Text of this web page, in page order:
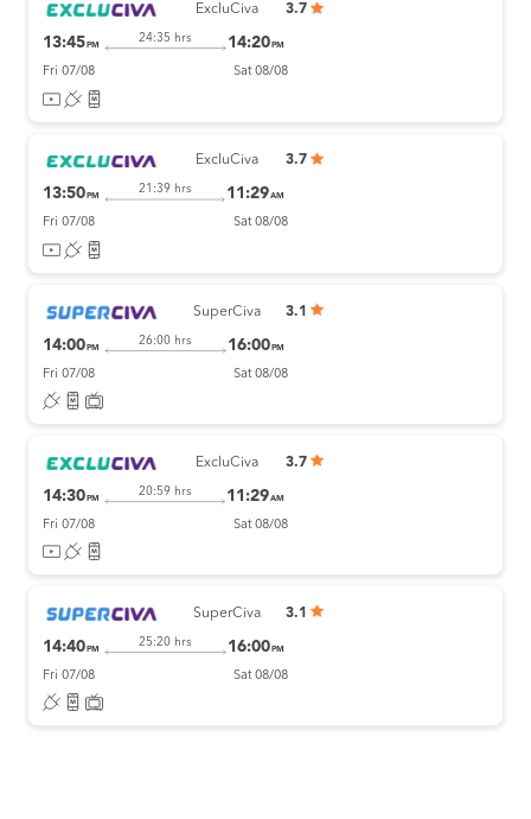
ExcluCiva 3.7
13:45 PM
24:35 hrs 14:20 PM
Fri 07/08 Sat 08/08
ExcluCiva 3.7
13:50 PM
21:39 hrs 11:29AM
Fri 07/08 Sat 08/08
SuperCiva 3.1
14:00 PM
26:00 hrs 16:00 PM
Fri 07/08 Sat 08/08
ExcluCiva 3.7
14:30 PM
20:59 hrs 11:29AM
Fri 07/08 Sat 08/08
SuperCiva 3.1
14:40 PM
25:20 hrs 16:00 PM
Fri 07/08 Sat 08/08